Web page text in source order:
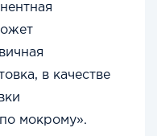
в качестве
мокрому».